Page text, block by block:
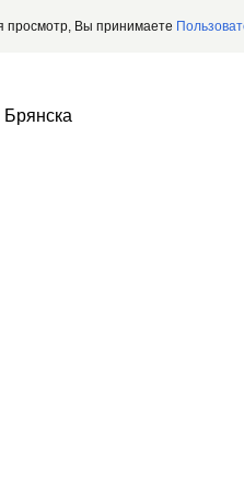
просмотр, Вы принимаете